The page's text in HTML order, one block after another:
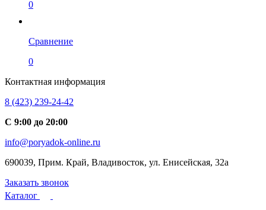
0
Сравнение
0
Контактная информация
8 (423) 239-24-42
С 9:00 до 20:00
info@poryadok-online.ru
690039, Прим. Край, Владивосток, ул. Енисейская, 32а
Заказать звонок
Каталог